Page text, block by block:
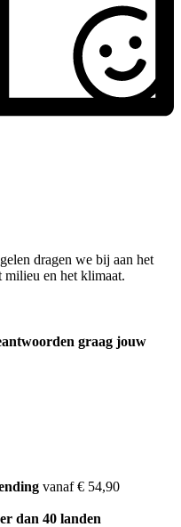
dragen we bij aan het
milieu en het klimaat.
graag jouw
vanaf € 54,90
dan 40 landen